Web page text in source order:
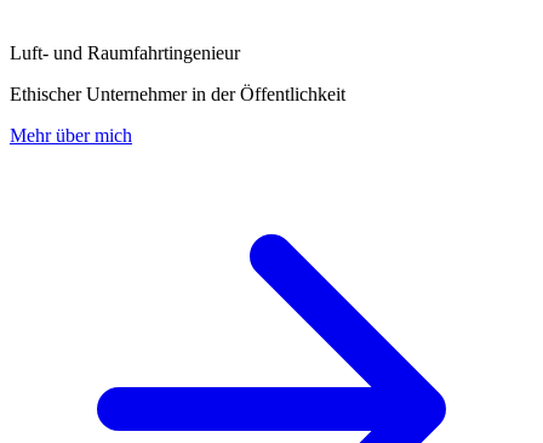
Luft- und Raumfahrtingenieur
Ethischer Unternehmer in der Öffentlichkeit
Mehr über mich